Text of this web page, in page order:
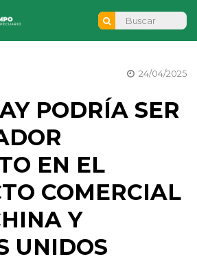
24/04/2025
PODRÍA SER
EN EL
COMERCIAL
Y
UNIDOS